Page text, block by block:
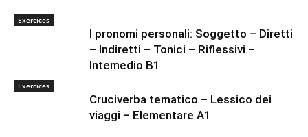
Exercices
I pronomi personali: Soggetto – Diretti
– Indiretti – Tonici – Riflessivi –
Intemedio B1
Exercices
Cruciverba tematico – Lessico dei
viaggi – Elementare A1